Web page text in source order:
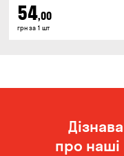
54,00
грн за 1 шт
про наші